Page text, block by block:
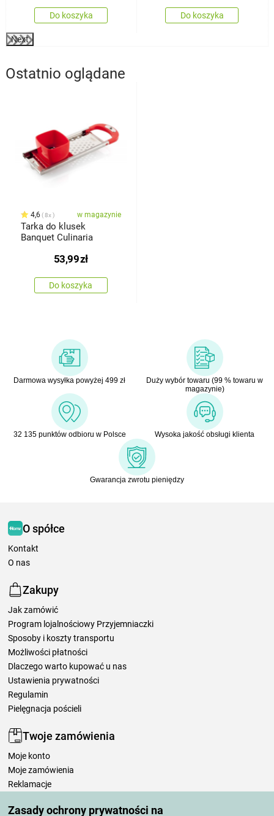
Zasady ochrony prywatności na
Do koszyka Do koszyka
Next
Ostatnio oglądane
4,6 8x w magazynie
Tarka do klusek
Banquet Culinaria
53,99zł
Do koszyka
Darmowa wysyłka powyżej 499 zł
Duży wybór towaru (99 % towaru w
magazynie)
32 135 punktów odbioru w Polsce Wysoka jakość obsługi klienta
Gwarancja zwrotu pieniędzy
O spółce
Kontakt
O nas
Zakupy
Jak zamówić
Program lojalnościowy Przyjemniaczki
Sposoby i koszty transportu
Możliwości płatności
Dlaczego warto kupować u nas
Ustawienia prywatności
Regulamin
Pielęgnacja pościeli
Twoje zamówienia
Moje konto
Moje zamówienia
Reklamacje
Zasady przetwarzania recenzji